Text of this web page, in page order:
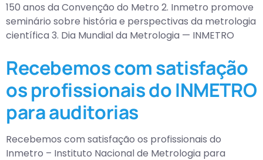
150 anos da Convenção do Metro 2. Inmetro promove
seminário sobre história e perspectivas da metrologia
científica 3. Dia Mundial da Metrologia — INMETRO
Recebemos com satisfação
os profissionais do INMETRO
para auditorias
Recebemos com satisfação os profissionais do
Inmetro – Instituto Nacional de Metrologia para